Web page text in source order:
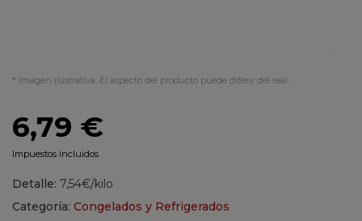
* Imagen ilustrativa. El aspecto del producto puede diferir del real.
6,79 €
Impuestos incluidos
Detalle: 7,54€/kilo
Categoría: Congelados y Refrigerados